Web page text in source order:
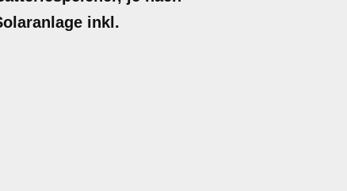
inkl.